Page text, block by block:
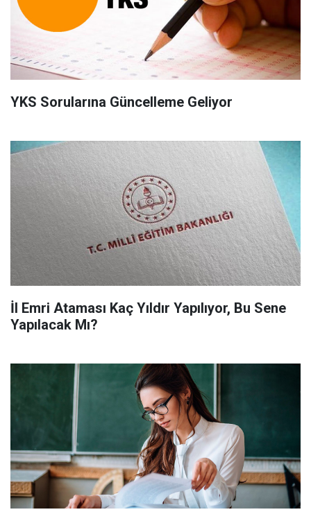
YKS Sorularına Güncelleme Geliyor
İl Emri Ataması Kaç Yıldır Yapılıyor, Bu Sene
Yapılacak Mı?